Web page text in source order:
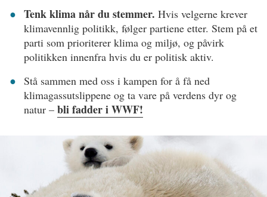
Tenk klima når du stemmer. Hvis velgerne krever
klimavennlig politikk, følger partiene etter. Stem på et
parti som prioriterer klima og miljø, og påvirk
politikken innenfra hvis du er politisk aktiv.
Stå sammen med oss i kampen for å få ned
klimagassutslippene og ta vare på verdens dyr og
natur – bli fadder i WWF!